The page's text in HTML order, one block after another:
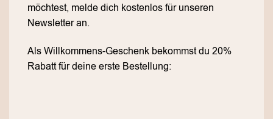
möchtest, melde dich kostenlos für unseren
Newsletter an.
Als Willkommens-Geschenk bekommst du 20%
Rabatt für deine erste Bestellung: